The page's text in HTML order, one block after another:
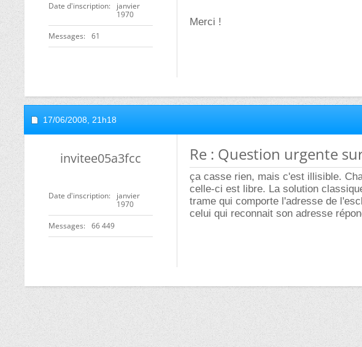
Date d'inscription
janvier
1970
Messages 61
Merci !
17/06/2008, 21h18
invitee05a3fcc
Date d'inscription
janvier
1970
Messages 66 449
Re : Question urgente
ça casse rien, mais c'est illisible.
celle-ci est libre. La solution
trame qui comporte l'adresse de
celui qui reconnait son adresse